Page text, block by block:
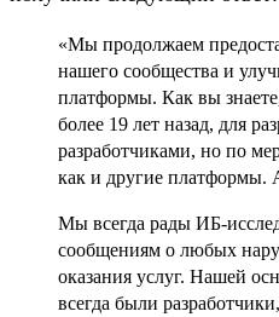
«Мы продолжаем
нашего сообщества и
платформы. Как вы
более 19 лет назад, для
разработчиками, но по
как и другие платформы.
Мы всегда рады ИБ-
сообщениям о любых
оказания услуг. Нашей
всегда были